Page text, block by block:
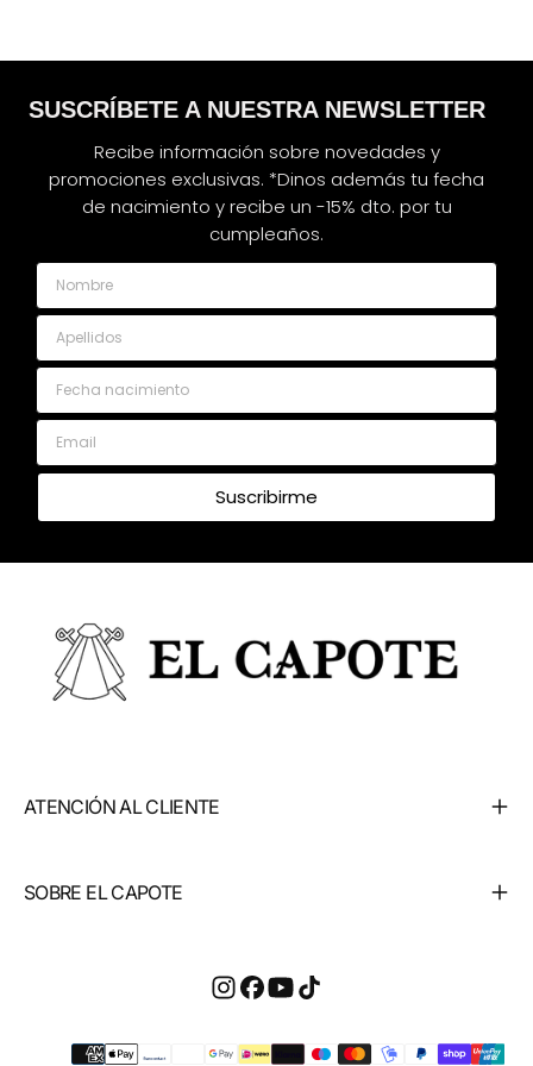
SUSCRÍBETE A NUESTRA NEWSLETTER
Recibe información sobre novedades y
promociones exclusivas. *Dinos además tu fecha
de nacimiento y recibe un -15% dto. por tu
cumpleaños.
Nombre
Apellidos
Fecha nacimiento
Email
Suscribirme
ATENCIÓN AL CLIENTE
SOBRE EL CAPOTE
Métodos